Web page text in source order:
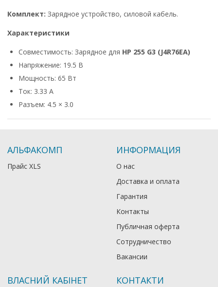
Комплект: Зарядное устройство, силовой кабель.
Характеристики
Совместимость: Зарядное для HP 255 G3 (J4R76EA)
Напряжение: 19.5 В
Мощность: 65 Вт
Ток: 3.33 А
Разъем: 4.5 × 3.0
АЛЬФАКОМП
Прайс XLS
ИНФОРМАЦИЯ
О нас
Доставка и оплата
Гарантия
Контакты
Публичная оферта
Сотрудничество
Вакансии
ВЛАСНИЙ КАБІНЕТ КОНТАКТИ